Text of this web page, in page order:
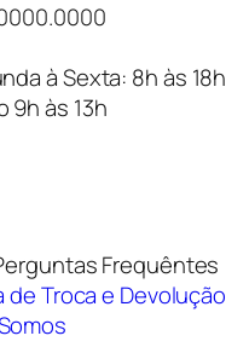
à Sexta: 8h às 18h
9h às 13h
Frequêntes
de Troca e Devolução